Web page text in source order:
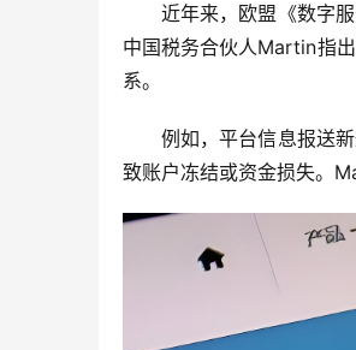
近年来，欧盟《数字
中国税务合伙人Martin指出
系。
例如，平台信息报送
致账户冻结或资金损失。